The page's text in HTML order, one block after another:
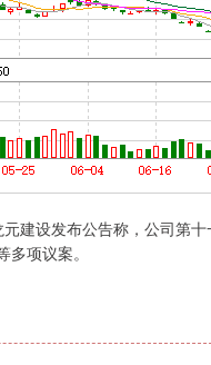
设发布公告称，公司第十
项议案。